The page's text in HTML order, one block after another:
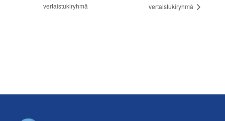
vertaistukiryhmä
vertaistukiryhmä